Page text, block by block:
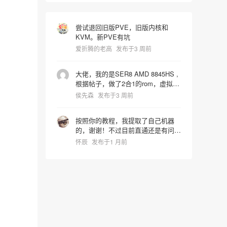
尝试退回旧版PVE，旧版内核和
KVM。新PVE有坑
爱折腾的老高 发布于3 周前
大佬，我的是SER8 AMD 8845HS ,
根据帖子，做了2合1的rom，虚拟机
启动识别镜像时屏幕就卡死了，宿主
0000:65:00.0,pcie=1,x-
vga=1,romfile=8845HS_vbios.rom
hostpci1: 0000:65:00.1 vga: none
侯先森 发布于3 周前
按照你的教程，我提取了自己机器
的，谢谢！不过目前直通还是有问
题，进系统后核显报43代码错误。
怀辰 发布于1 月前